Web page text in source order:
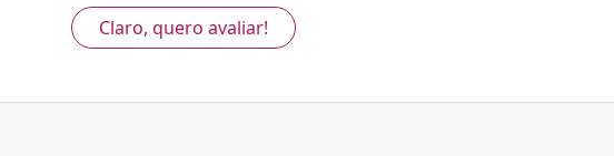
Claro, quero avaliar!